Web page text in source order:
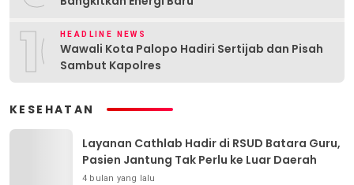
10HEADLINE NEWS
Wawali Kota Palopo Hadiri Sertijab dan Pisah
Sambut Kapolres
KESEHATAN
Layanan Cathlab Hadir di RSUD Batara Guru,
Pasien Jantung Tak Perlu ke Luar Daerah
4 bulan yang lalu